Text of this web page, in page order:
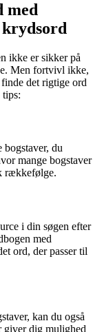
med
ikke er sikker på
Men fortvivl ikke,
det rigtige ord
tips:
bogstaver, du
mange bogstaver
rækkefølge.
i din søgen efter
med
ord, der passer til
kan du også
dig mulighed